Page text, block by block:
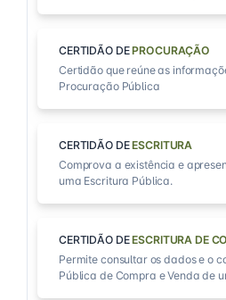
CERTIDÃO DEPROCURAÇÃO
Certidão que reúne as
Procuração Pública
CERTIDÃO DEESCRITURA
Comprova a existência e
uma Escritura Pública.
CERTIDÃO DEESCRITURA DE
Permite consultar os dados e o
Pública de Compra e Venda de